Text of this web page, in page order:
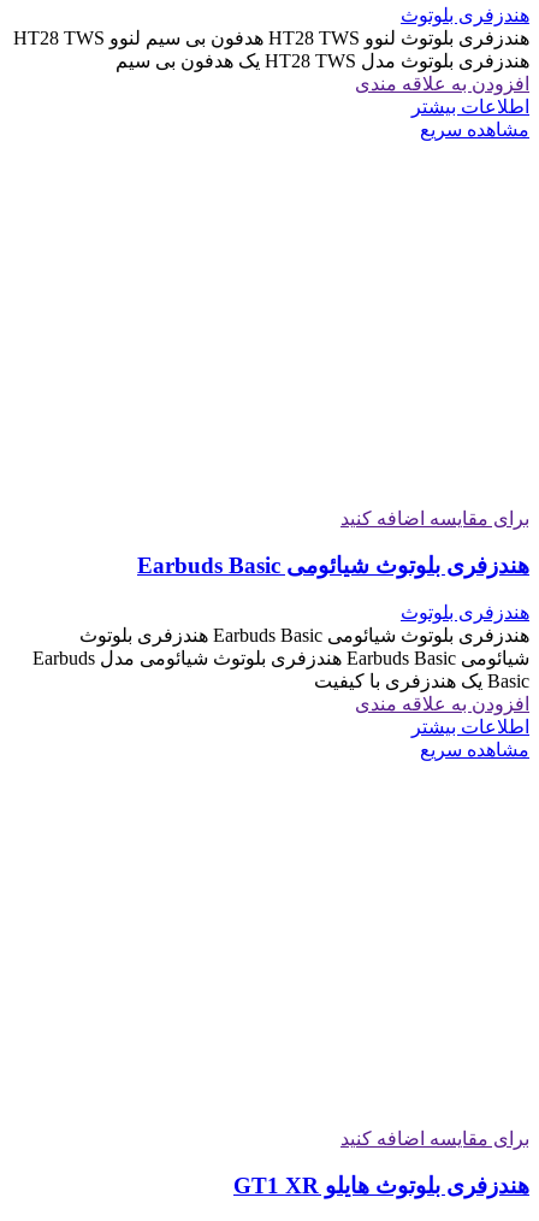
هندزفری بلوتوث
هندزفری بلوتوث لنوو HT28 TWS هدفون بی سیم لنوو HT28 TWS
هندزفری بلوتوث مدل HT28 TWS یک هدفون بی سیم
افزودن به علاقه مندی
اطلاعات بیشتر
مشاهده سریع
برای مقایسه اضافه کنید
هندزفری بلوتوث شیائومی Earbuds Basic
هندزفری بلوتوث
هندزفری بلوتوث شیائومی Earbuds Basic هندزفری بلوتوث
شیائومی Earbuds Basic هندزفری بلوتوث شیائومی مدل Earbuds
Basic یک هندزفری با کیفیت
افزودن به علاقه مندی
اطلاعات بیشتر
مشاهده سریع
برای مقایسه اضافه کنید
هندزفری بلوتوث هایلو GT1 XR